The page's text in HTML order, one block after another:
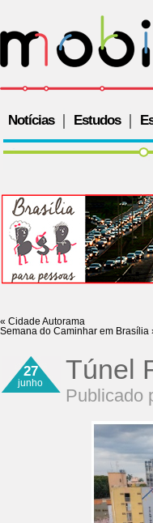
Notícias Estudos
« Cidade Autorama
Semana do Caminhar em Brasília
27
junho Túnel
Publicado